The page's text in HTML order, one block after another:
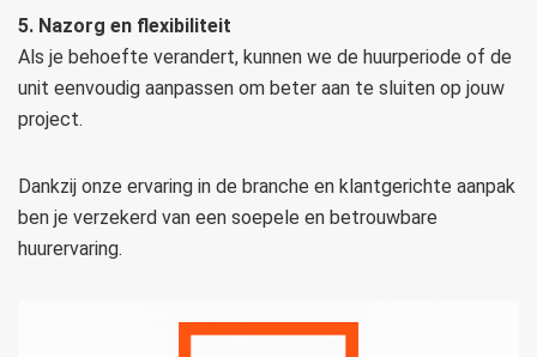
5. Nazorg en flexibiliteit
Als je behoefte verandert, kunnen we de huurperiode of de
unit eenvoudig aanpassen om beter aan te sluiten op jouw
project.
Dankzij onze ervaring in de branche en klantgerichte aanpak
ben je verzekerd van een soepele en betrouwbare
huurervaring.